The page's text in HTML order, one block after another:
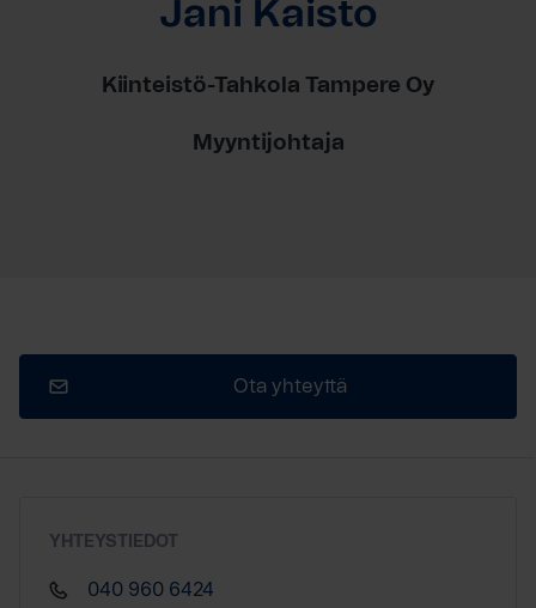
Jani Kaisto
Kiinteistö-Tahkola Tampere Oy
Myyntijohtaja
Ota yhteyttä
YHTEYSTIEDOT
040 960 6424